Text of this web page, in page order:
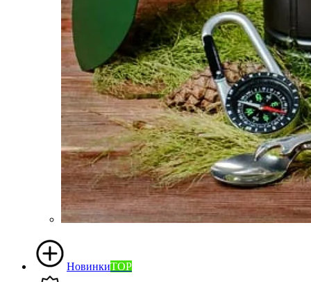
НовинкиTOP